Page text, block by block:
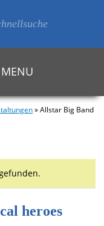
MENU
»Allstar Big Band
heroes